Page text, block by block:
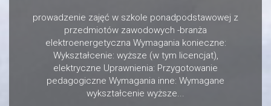
prowadzenie zajęć w szkole ponadpodstawowej z
przedmiotów zawodowych -branża
elektroenergetyczna Wymagania konieczne:
Wykształcenie: wyższe (w tym licencjat),
elektryczne Uprawnienia: Przygotowanie
pedagogiczne Wymagania inne: Wymagane
wykształcenie wyższe...